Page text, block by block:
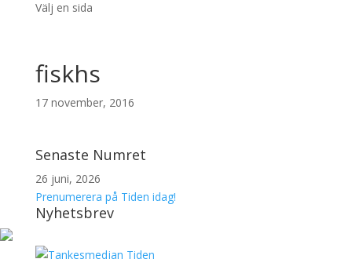
Välj en sida
fiskhs
17 november, 2016
Senaste Numret
26 juni, 2026
Prenumerera på Tiden idag!
Nyhetsbrev